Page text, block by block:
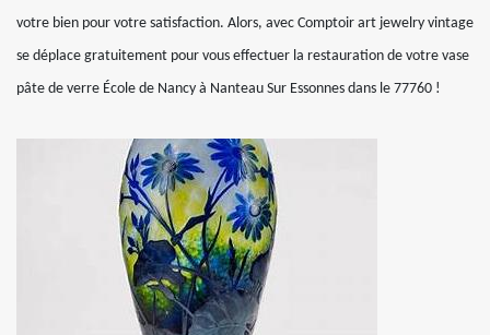
votre bien pour votre satisfaction. Alors, avec Comptoir art jewelry vintage
se déplace gratuitement pour vous effectuer la restauration de votre vase
pâte de verre École de Nancy à Nanteau Sur Essonnes dans le 77760 !